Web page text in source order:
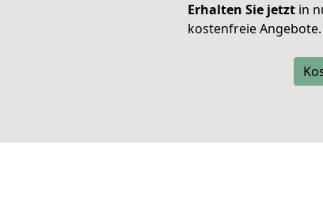
Erhalten Sie jetzt in
kostenfreie Angebote.